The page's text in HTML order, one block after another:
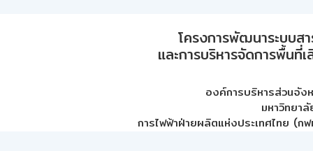
โครงการพัฒนาระบบส
และการบริหารจัดการพื้นที่
องค์การบริหารส่วนจัง
มหาวิทยา
การไฟฟ้าฝ่ายผลิตแห่งประเทศไทย (กฟ